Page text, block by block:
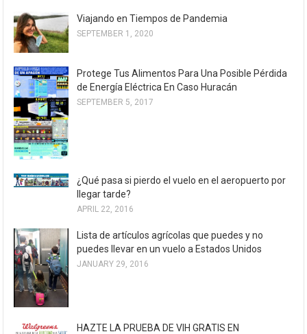
Viajando en Tiempos de Pandemia
SEPTEMBER 1, 2020
Protege Tus Alimentos Para Una Posible Pérdida
de Energía Eléctrica En Caso Huracán
SEPTEMBER 5, 2017
¿Qué pasa si pierdo el vuelo en el aeropuerto por
llegar tarde?
APRIL 22, 2016
Lista de artículos agrícolas que puedes y no
puedes llevar en un vuelo a Estados Unidos
JANUARY 29, 2016
HAZTE LA PRUEBA DE VIH GRATIS EN